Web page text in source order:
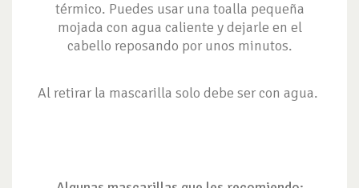
térmico. Puedes usar una toalla pequeña
mojada con agua caliente y dejarle en el
cabello reposando por unos minutos.
Al retirar la mascarilla solo debe ser con agua.